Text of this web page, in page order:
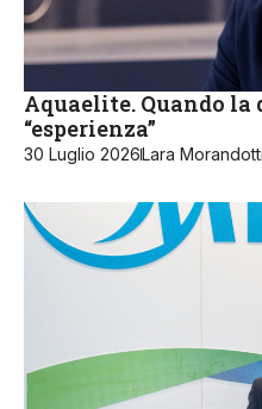
Aquaelite. Quando
“esperienza”
30 Luglio 2026Lara Morandotti